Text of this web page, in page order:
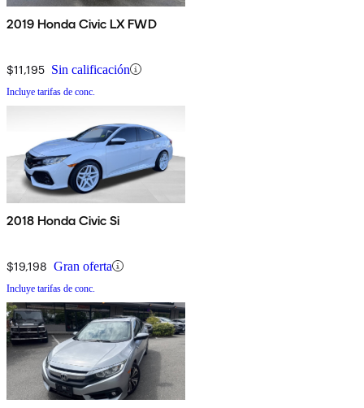
2019 Honda Civic LX FWD
$11,195 Sin calificación
Incluye tarifas de conc.
2018 Honda Civic Si
$19,198 Gran oferta
Incluye tarifas de conc.